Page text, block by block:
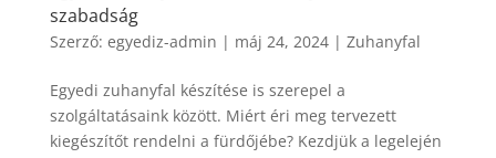
szabadság
Szerző: egyediz-admin | máj 24, 2024| Zuhanyfal
Egyedi zuhanyfal készítése is szerepel a
szolgáltatásaink között. Miért éri meg tervezett
kiegészítőt rendelni a fürdőjébe? Kezdjük a legelején